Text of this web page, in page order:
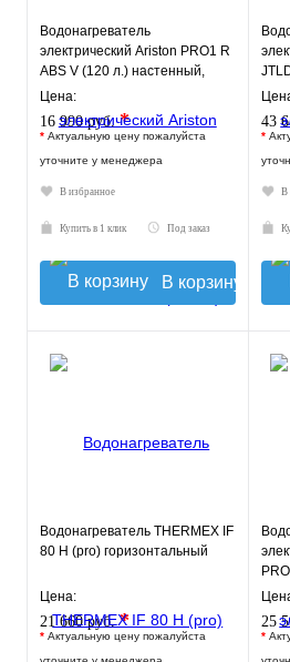
Водонагреватель
электрический Ariston PRO1 R
ABS V (120 л.) настенный,
ТЭН 1,5 кВт.
Цена:
16 990 руб.*
* Актуальную цену пожалуйста
уточните у менеджера
В избранное
Купить в 1 клик Под заказ
В корзину
43
*
В
Водонагреватель THERMEX IF
80 H (pro) горизонтальный
Цена:
21 660 руб.*
* Актуальную цену пожалуйста
25
*